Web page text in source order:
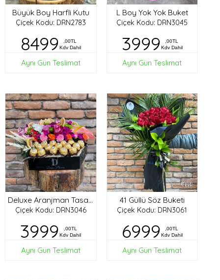
Büyük Boy Harfli Kutu
Çiçek Kodu: DRN2783
8499
,00TL
Kdv Dahil
Aynı Gün Teslimat
L Boy Yok Yok Buket
Çiçek Kodu: DRN3045
3999
,00TL
Kdv Dahil
Aynı Gün Teslimat
Deluxe Aranjman Tasarım
Çiçek Kodu: DRN3046
3999
,00TL
Kdv Dahil
Aynı Gün Teslimat
41 Güllü Söz Buketi
Çiçek Kodu: DRN3061
6999
,00TL
Kdv Dahil
Aynı Gün Teslimat